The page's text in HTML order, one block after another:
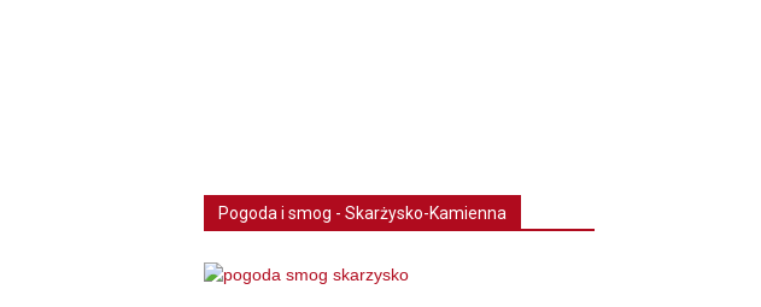
Pogoda i smog - Skarżysko-Kamienna